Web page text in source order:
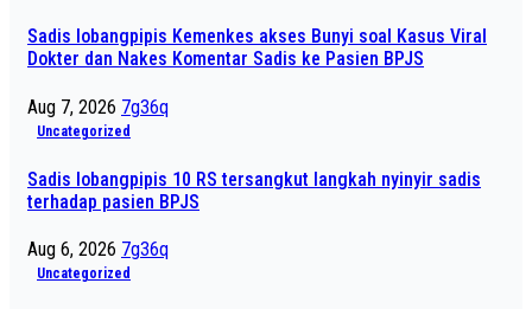
Sadis lobangpipis Kemenkes akses Bunyi soal Kasus Viral
Dokter dan Nakes Komentar Sadis ke Pasien BPJS
Aug 7, 2026 7g36q
Uncategorized
Sadis lobangpipis 10 RS tersangkut langkah nyinyir sadis
terhadap pasien BPJS
Aug 6, 2026 7g36q
Uncategorized